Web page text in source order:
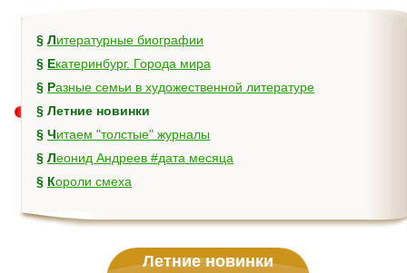
§
Литературные биографии
§
Екатеринбург. Города мира
§
Разные семьи в художественной литературе
§
Летние новинки
§
Читаем "толстые" журналы
§
Леонид Андреев #дата месяца
§
Короли смеха
Летние новинки